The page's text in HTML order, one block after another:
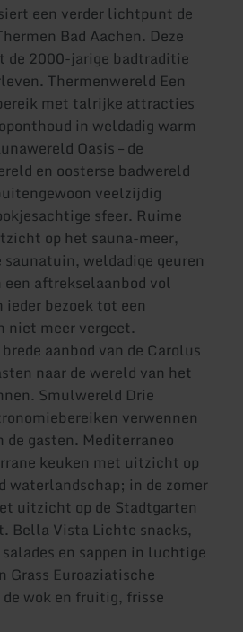
een verder lichtpunt de
Bad Aachen. Deze
de 2000-jarige badtraditie
Thermenwereld Een
met talrijke attracties
in weldadig warm
Oasis – de
en oosterse badwereld
veelzijdig
sfeer. Ruime
op het sauna-meer,
weldadige geuren
een aftrekselaanbod vol
bezoek tot een
niet meer vergeet.
aanbod van de Carolus
naar de wereld van het
Smulwereld Drie
verwennen
gasten. Mediterraneo
keuken met uitzicht op
waterlandschap; in de zomer
uitzicht op de Stadtgarten
Bella Vista Lichte snacks,
en sappen in luchtige
Grass Euroaziatische
wok en fruitig, frisse